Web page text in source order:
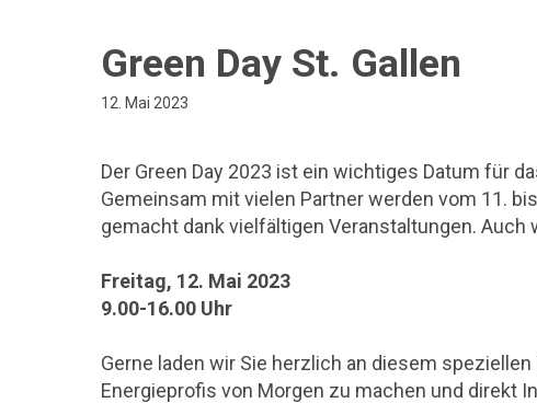
Green Day St. Gallen
12. Mai 2023
Der Green Day 2023 ist ein wichtiges Datum für
Gemeinsam mit vielen Partner werden vom 11.
gemacht dank vielfältigen Veranstaltungen. Auch
Freitag, 12. Mai 2023
9.00-16.00 Uhr
Gerne laden wir Sie herzlich an diesem
Energieprofis von Morgen zu machen und direkt